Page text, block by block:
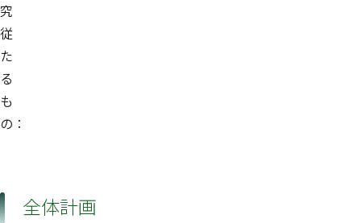
究
従
た
る
も
の：
全体計画